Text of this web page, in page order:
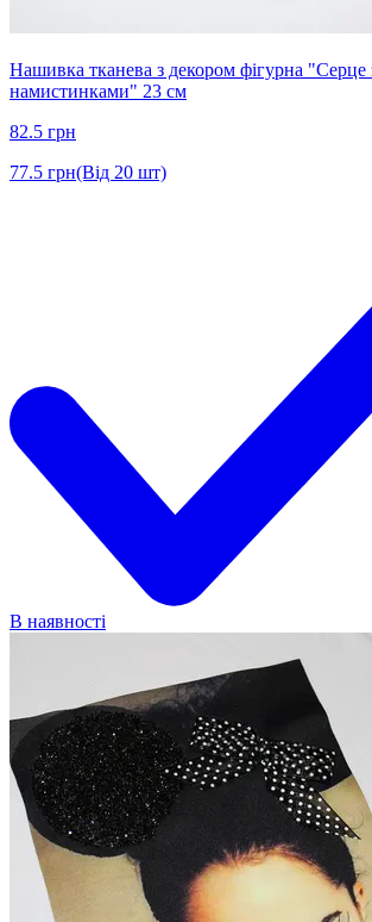
Нашивка тканева з декором фігурна "Серце
намистинками" 23 см
82.5 грн
77.5 грн(Від 20 шт)
В наявності